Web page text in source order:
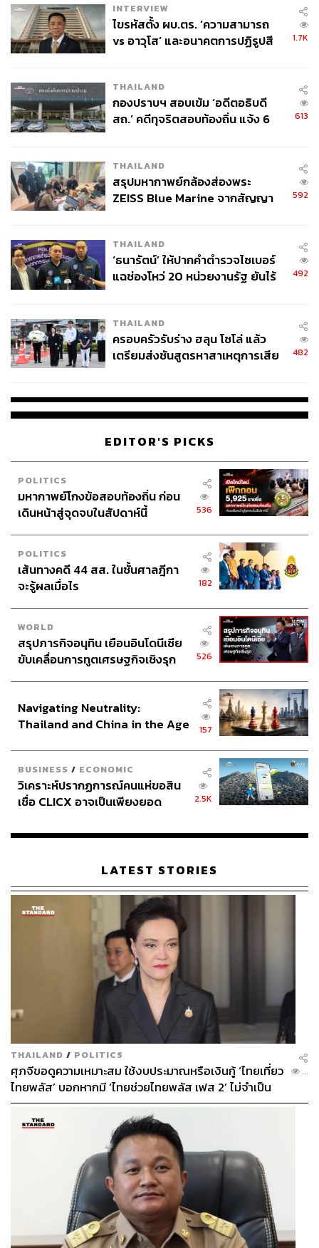
ABOUT THE AUTHOR
THE STANDARD TEAM
ABOUT THE PHOTOGRAPHER
ฐานิส สุดโต
INTERVIEW
ไขรหัสตั้ง ผบ.ตร. ‘ความสามารถ
vs อาวุโส’ และอนาคตการปฏิรูปสี
1.7K
THAILAND
กองปราบฯ สอบเข้ม ‘อดีตอธิบดี
สถ.’ คดีทุจริตสอบท้องถิ่น แจ้ง 6
613
THAILAND
สรุปมหากาพย์กล้องส่องพระ
ZEISS Blue Marine จากสัญญา
จ่ายหนี้-แอบระบุแบรนด์
592
THAILAND
‘ธนารัตน์’ ให้ปากคำตำรวจไซเบอร์
แฉช่องโหว่ 20 หน่วยงานรัฐ ยันไร้
492
THAILAND
ครอบครัวรับร่าง ฮลุน โซโล่ แล้ว
เตรียมส่งชันสูตรหาสาเหตุการเสีย
482
EDITOR'S PICKS
POLITICS
มหากาพย์โกงข้อสอบท้องถิ่น ก่อน
เดินหน้าสู่จุดจบในสัปดาห์นี้
536
POLITICS
เส้นทางคดี 44 สส. ในชั้นศาลฎีกา
จะรู้ผลเมื่อไร
182
WORLD
สรุปภารกิจอนุทิน เยือนอินโดนีเซีย
ขับเคลื่อนการทูตเศรษฐกิจเชิงรุก
526
Navigating Neutrality:
Thailand and China in the Age
157
BUSINESS / ECONOMIC
วิเคราะห์ปรากฏการณ์คนแห่ขอสิน
เชื่อ CLICX อาจเป็นเพียงยอด
เรือนไทยที่ถูกซุกไว้
2.5K
LATEST STORIES
THAILAND / POLITICS
ศุภจีขอดูความเหมาะสม ใช้งบประมาณหรือเงินกู้ ‘ไทยเที่ยว
ไทยพลัส’ บอกหากมี ‘ไทยช่วยไทยพลัส เฟส 2’ ไม่จำเป็น
ต้องออกพร้อมกัน
...